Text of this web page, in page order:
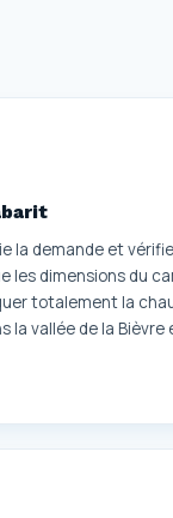
la demande et vérifie
les dimensions du
totalement la
la vallée de la Bièvre